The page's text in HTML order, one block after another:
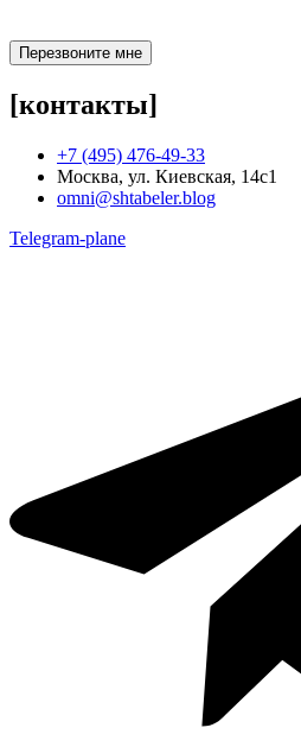
Перезвоните мне
[контакты]
+7 (495) 476-49-33
Москва, ул. Киевская, 14с1
omni@shtabeler.blog
Telegram-plane